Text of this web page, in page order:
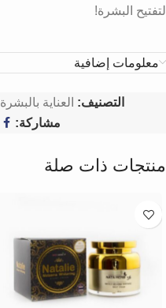
لتفتيح البشرة!
معلومات إضافية
التصنيف: العناية بالبشرة
مشاركة:
منتجات ذات صلة